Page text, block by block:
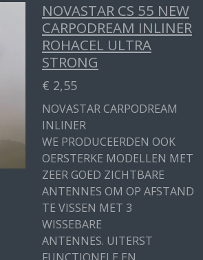
NOVASTAR CS 55 NEW
CARPODREAM INLINER
ROHACEL ULTRA
STRONG
€ 2,55
NOVASTAR CARPODREAM
INLINER
WE PRODUCEERDEN OOK
OERSTERKE MODELLEN MET
ZEER GOED ZICHTBARE
ANTENNES OM OP AFSTAND
TE VISSEN MET 3
WISSEBARE
ANTENNES. UITERST